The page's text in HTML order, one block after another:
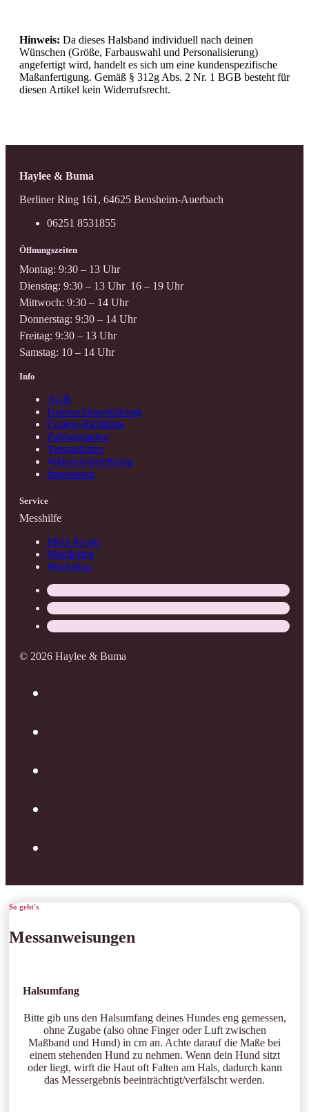
Hinweis: Da dieses Halsband individuell nach deinen
Wünschen (Größe, Farbauswahl und Personalisierung)
angefertigt wird, handelt es sich um eine kundenspezifische
Maßanfertigung. Gemäß § 312g Abs. 2 Nr. 1 BGB besteht für
diesen Artikel kein Widerrufsrecht.
Haylee & Buma
Berliner Ring 161, 64625 Bensheim-Auerbach
06251 8531855
Öffnungszeiten
Montag: 9:30 – 13 Uhr
Dienstag: 9:30 – 13 Uhr 16 – 19 Uhr
Mittwoch: 9:30 – 14 Uhr
Donnerstag: 9:30 – 14 Uhr
Freitag: 9:30 – 13 Uhr
Samstag: 10 – 14 Uhr
Info
AGB
Datenschutzerklärung
Cookie-Richtlinie
Zahlungsarten
Versandarten
Widerrufsbelehrung
Impressum
Service
Messhilfe
Mein Konto
Maulkörbe
Workshop
© 2026 Haylee & Buma
So geht's
Messanweisungen
Halsumfang
Bitte gib uns den Halsumfang deines Hundes eng gemessen,
ohne Zugabe (also ohne Finger oder Luft zwischen
Maßband und Hund) in cm an. Achte darauf die Maße bei
einem stehenden Hund zu nehmen. Wenn dein Hund sitzt
oder liegt, wirft die Haut oft Falten am Hals, dadurch kann
das Messergebnis beeinträchtigt/verfälscht werden.